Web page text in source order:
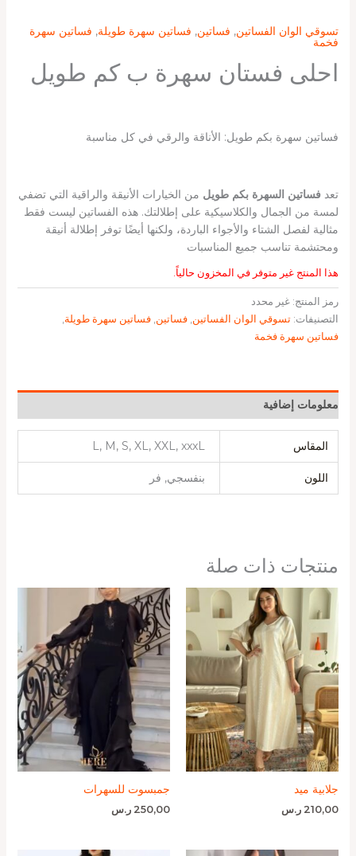
تسوقي الوان الفساتين, فساتين, فساتين سهرة طويلة, فساتين سهرة
فخمة
احلى فستان سهرة ب كم طويل
فساتين سهرة بكم طويل: الأناقة والرقي في كل مناسبة
تعد فساتين السهرة بكم طويل من الخيارات الأنيقة والراقية التي تضفي
لمسة من الجمال والكلاسيكية على إطلالتك. هذه الفساتين ليست فقط
مثالية لفصل الشتاء والأجواء الباردة، ولكنها أيضًا توفر إطلالة أنيقة
ومحتشمة تناسب جميع المناسبات
هذا المنتج غير متوفر في المخزون حالياً.
رمز المنتج: غير محدد
التصنيفات: تسوقي الوان الفساتين فساتين فساتين سهرة طويلة
فساتين سهرة فخمة
معلومات إضافية
المقاس L, M, S, XL, XXL, xxxL
اللون بنفسجي, فر
منتجات ذات صلة
جلابية ميد
210,00 ر.س
جمبسوت للسهرات
250,00 ر.س